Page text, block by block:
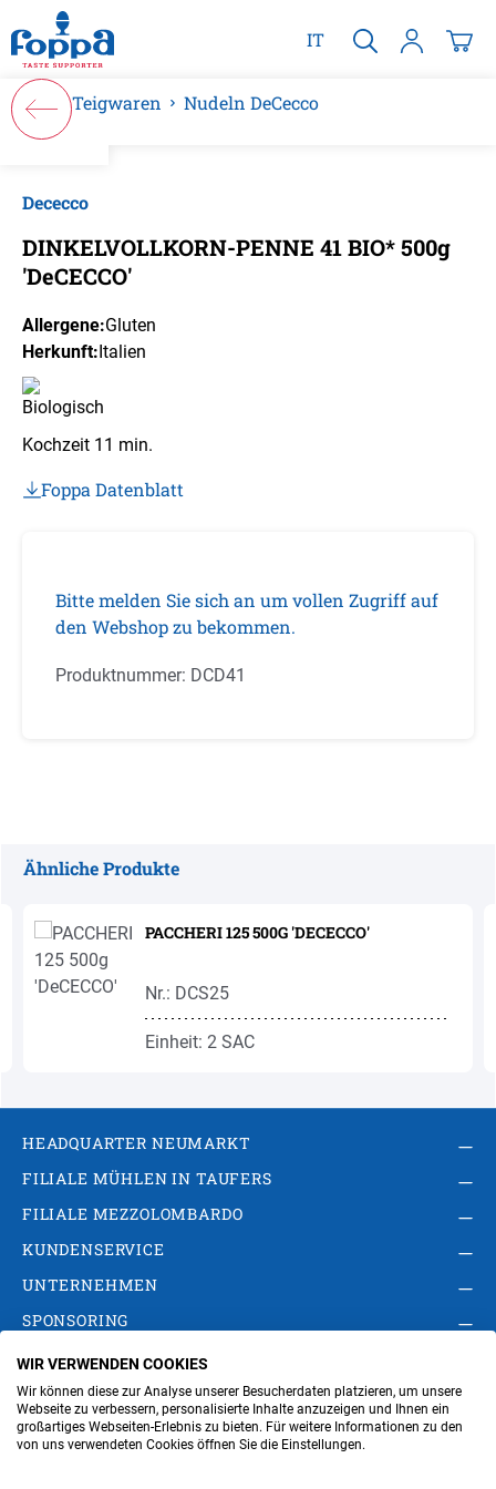
springen
IT
Teigwaren Nudeln DeCecco
Dececco
DINKELVOLLKORN-PENNE 41 BIO* 500g
'DeCECCO'
Allergene:Gluten
Herkunft:Italien
Kochzeit 11 min.
Foppa Datenblatt
Bitte melden Sie sich an um vollen Zugriff auf
den Webshop zu bekommen.
Produktnummer: DCD41
Ähnliche Produkte
PACCHERI 125 500G 'DECECCO'
Nr.: DCS25
Einheit: 2 SAC
HEADQUARTER NEUMARKT
FILIALE MÜHLEN IN TAUFERS
FILIALE MEZZOLOMBARDO
KUNDENSERVICE
UNTERNEHMEN
SPONSORING
AGB Privacy Policy
Impressum
Cookie-Einstellungen ändern
Verwaltung
WIR VERWENDEN COOKIES
Wir können diese zur Analyse unserer Besucherdaten platzieren, um unsere
Webseite zu verbessern, personalisierte Inhalte anzuzeigen und Ihnen ein
großartiges Webseiten-Erlebnis zu bieten. Für weitere Informationen zu den
von uns verwendeten Cookies öffnen Sie die Einstellungen.